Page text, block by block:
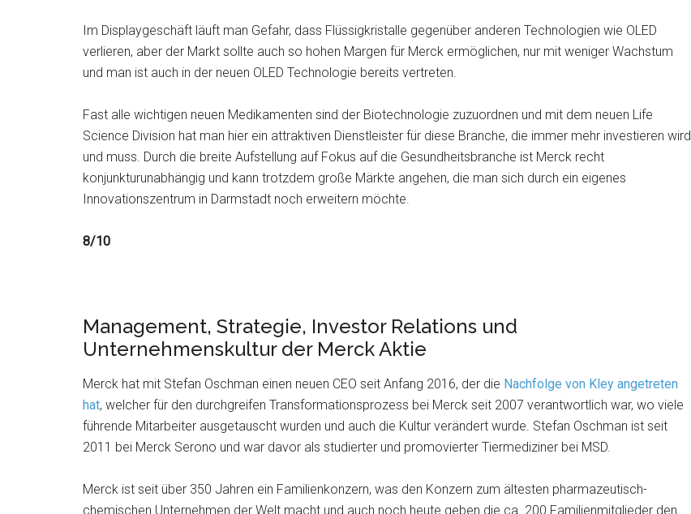
Im Displaygeschäft läuft man Gefahr, dass Flüssigkristalle gegenüber anderen Technologien wie OLED
verlieren, aber der Markt sollte auch so hohen Margen für Merck ermöglichen, nur mit weniger Wachstum
und man ist auch in der neuen OLED Technologie bereits vertreten.
Fast alle wichtigen neuen Medikamenten sind der Biotechnologie zuzuordnen und mit dem neuen Life
Science Division hat man hier ein attraktiven Dienstleister für diese Branche, die immer mehr investieren wird
und muss. Durch die breite Aufstellung auf Fokus auf die Gesundheitsbranche ist Merck recht
konjunkturunabhängig und kann trotzdem große Märkte angehen, die man sich durch ein eigenes
Innovationszentrum in Darmstadt noch erweitern möchte.
8/10
Management, Strategie, Investor Relations und
Unternehmenskultur der Merck Aktie
Merck hat mit Stefan Oschman einen neuen CEO seit Anfang 2016, der die Nachfolge von Kley angetreten
hat, welcher für den durchgreifen Transformationsprozess bei Merck seit 2007 verantwortlich war, wo viele
führende Mitarbeiter ausgetauscht wurden und auch die Kultur verändert wurde. Stefan Oschman ist seit
2011 bei Merck Serono und war davor als studierter und promovierter Tiermediziner bei MSD.
Merck ist seit über 350 Jahren ein Familienkonzern, was den Konzern zum ältesten pharmazeutisch-
chemischen Unternehmen der Welt macht und auch noch heute geben die ca. 200 Familienmitglieder den